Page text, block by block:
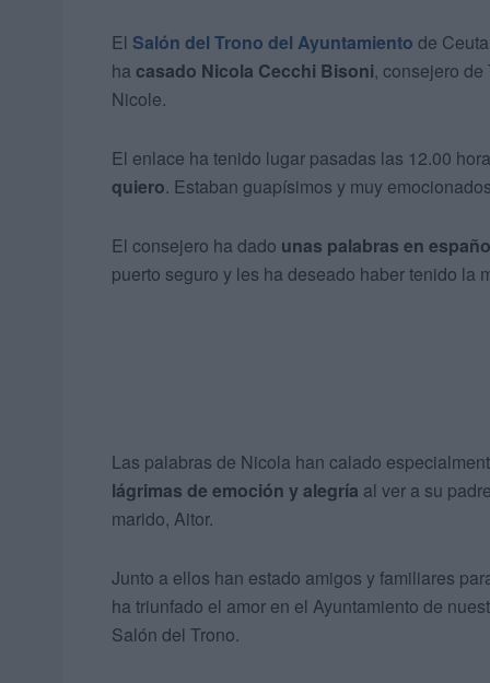
El Salón del Trono del Ayuntamiento de
ha casado Nicola Cecchi Bisoni, consejero
Nicole.
El enlace ha tenido lugar pasadas las 12.00
quiero. Estaban guapísimos y muy
El consejero ha dado unas palabras en
puerto seguro y les ha deseado haber tenido la
Las palabras de Nicola han calado
lágrimas de emoción y alegría al ver a su
marido, Aitor.
Junto a ellos han estado amigos y familiares
ha triunfado el amor en el Ayuntamiento de
Salón del Trono.